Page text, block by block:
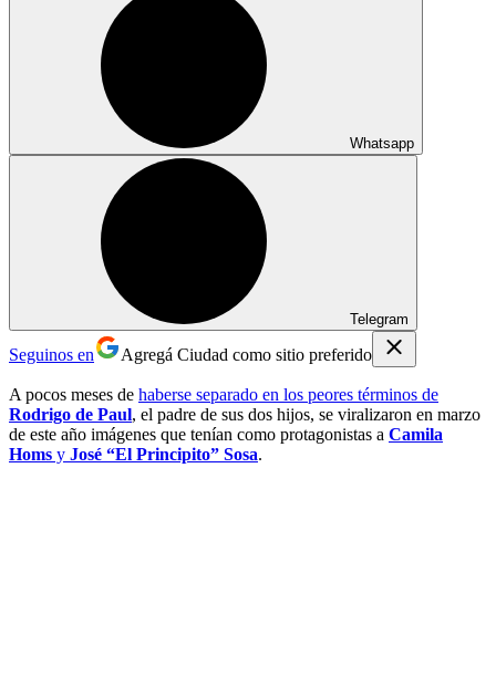
Whatsapp
Telegram
Seguinos en Agregá Ciudad como sitio preferido
A pocos meses de haberse separado en los peores términos de
Rodrigo de Paul, el padre de sus dos hijos, se viralizaron en marzo
de este año imágenes que tenían como protagonistas a Camila
Homs y José “El Principito” Sosa.